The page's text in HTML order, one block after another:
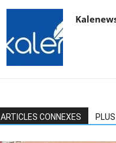
ARTICLES CONNEXES